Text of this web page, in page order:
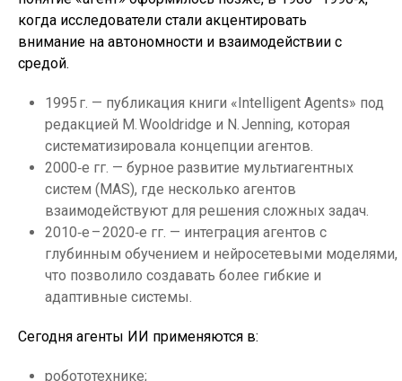
когда исследователи стали акцентировать
внимание на автономности и взаимодействии с
средой.
1995 г. — публикация книги «Intelligent Agents» под
редакцией M. Wooldridge и N. Jenning, которая
систематизировала концепции агентов.
2000‑е гг. — бурное развитие мультиагентных
систем (MAS), где несколько агентов
взаимодействуют для решения сложных задач.
2010‑е – 2020‑е гг. — интеграция агентов с
глубинным обучением и нейросетевыми моделями,
что позволило создавать более гибкие и
адаптивные системы.
Сегодня агенты ИИ применяются в:
робототехнике;